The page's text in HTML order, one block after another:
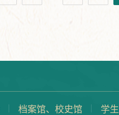
档案馆、校史馆 学